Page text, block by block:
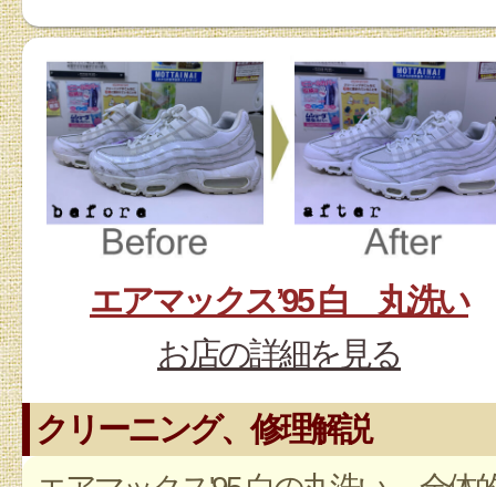
エアマックス’95 白 丸洗い
お店の詳細を見る
クリーニング、修理解説